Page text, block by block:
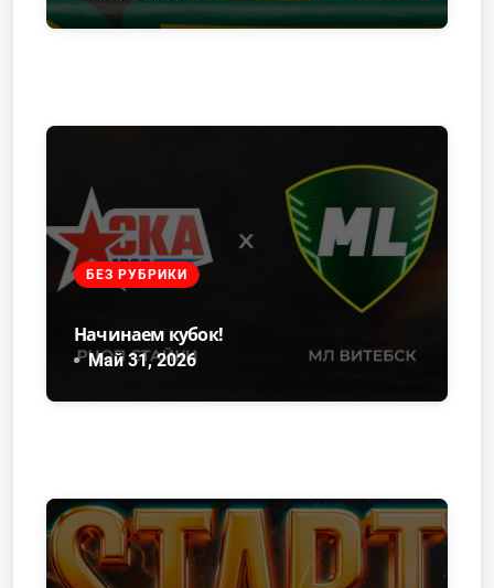
БЕЗ РУБРИКИ
Начинаем кубок!
Май 31, 2026